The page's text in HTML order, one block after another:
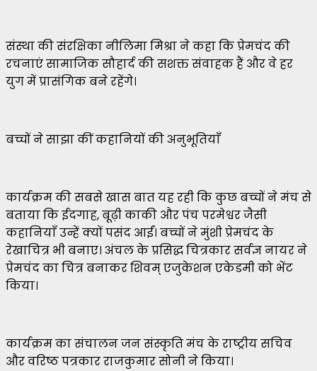
संस्था की संरक्षिका नीलिमा मिश्रा ने कहा कि प्रेमचंद की
रचनाएं सामाजिक सौहार्द की सशक्त संवाहक हैं और वे हर
युग में प्रासंगिक बने रहेंगे।
बच्चों ने साझा कीं कहानियों की अनुभूतियाँ
कार्यक्रम की सबसे खास बात यह रही कि कुछ बच्चों ने मंच से
बताया कि ईदगाह, बूढ़ी काकी और पंच परमेश्वर जैसी
कहानियाँ उन्हें क्यों पसंद आईं। बच्चों ने मुंशी प्रेमचंद के
रेखाचित्र भी बनाए। अंचल के प्रसिद्ध चित्रकार सर्वज्ञ नायर ने
प्रेमचंद का चित्र बनाकर शिवम् एजुकेशन एकेडमी को भेंट
किया।
कार्यक्रम का संचालन जन संस्कृति मंच के राष्ट्रीय सचिव
और वरिष्ठ पत्रकार राजकुमार सोनी ने किया।